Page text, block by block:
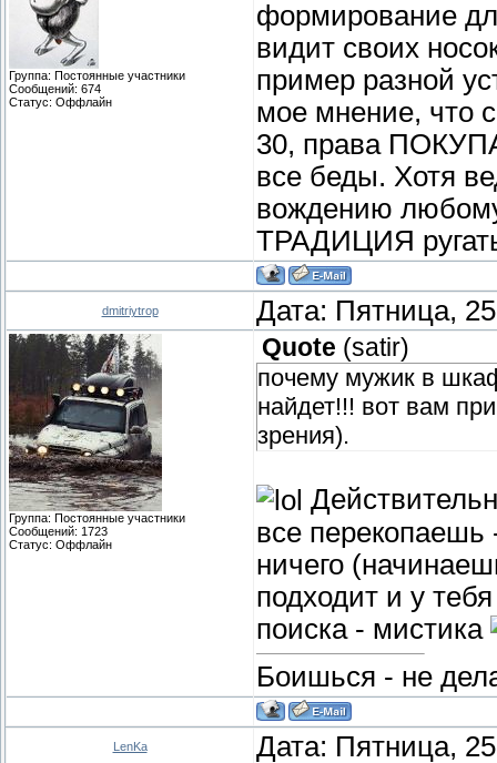
Группа: Постоянные участники
Сообщений: 674
Статус: Оффлайн
формирование
видит своих
пример разной
мое мнение, что
30, права
все беды. Хотя
вождению
ТРАДИЦИЯ
dmitriytrop Дата: Пятница,
Группа: Постоянные участники
Сообщений: 1723
Статус: Оффлайн
Quote (satir)
почему мужик в
найдет!!! вот вам
зрения).
все перекопаешь
ничего
подходит и у
поиска - мистика
Боишься - не
LenKa Дата: Пятница,